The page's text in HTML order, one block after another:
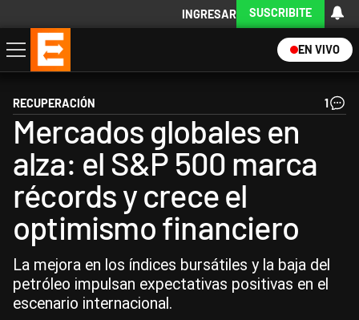
INGRESAR SUSCRIBITE
EN VIVO
Economía
Política
Internacional
Actualidad
Descargá la App
RECUPERACIÓN 1
Mercados globales en
alza: el S&P 500 marca
récords y crece el
optimismo financiero
La mejora en los índices bursátiles y la baja del
petróleo impulsan expectativas positivas en el
escenario internacional.